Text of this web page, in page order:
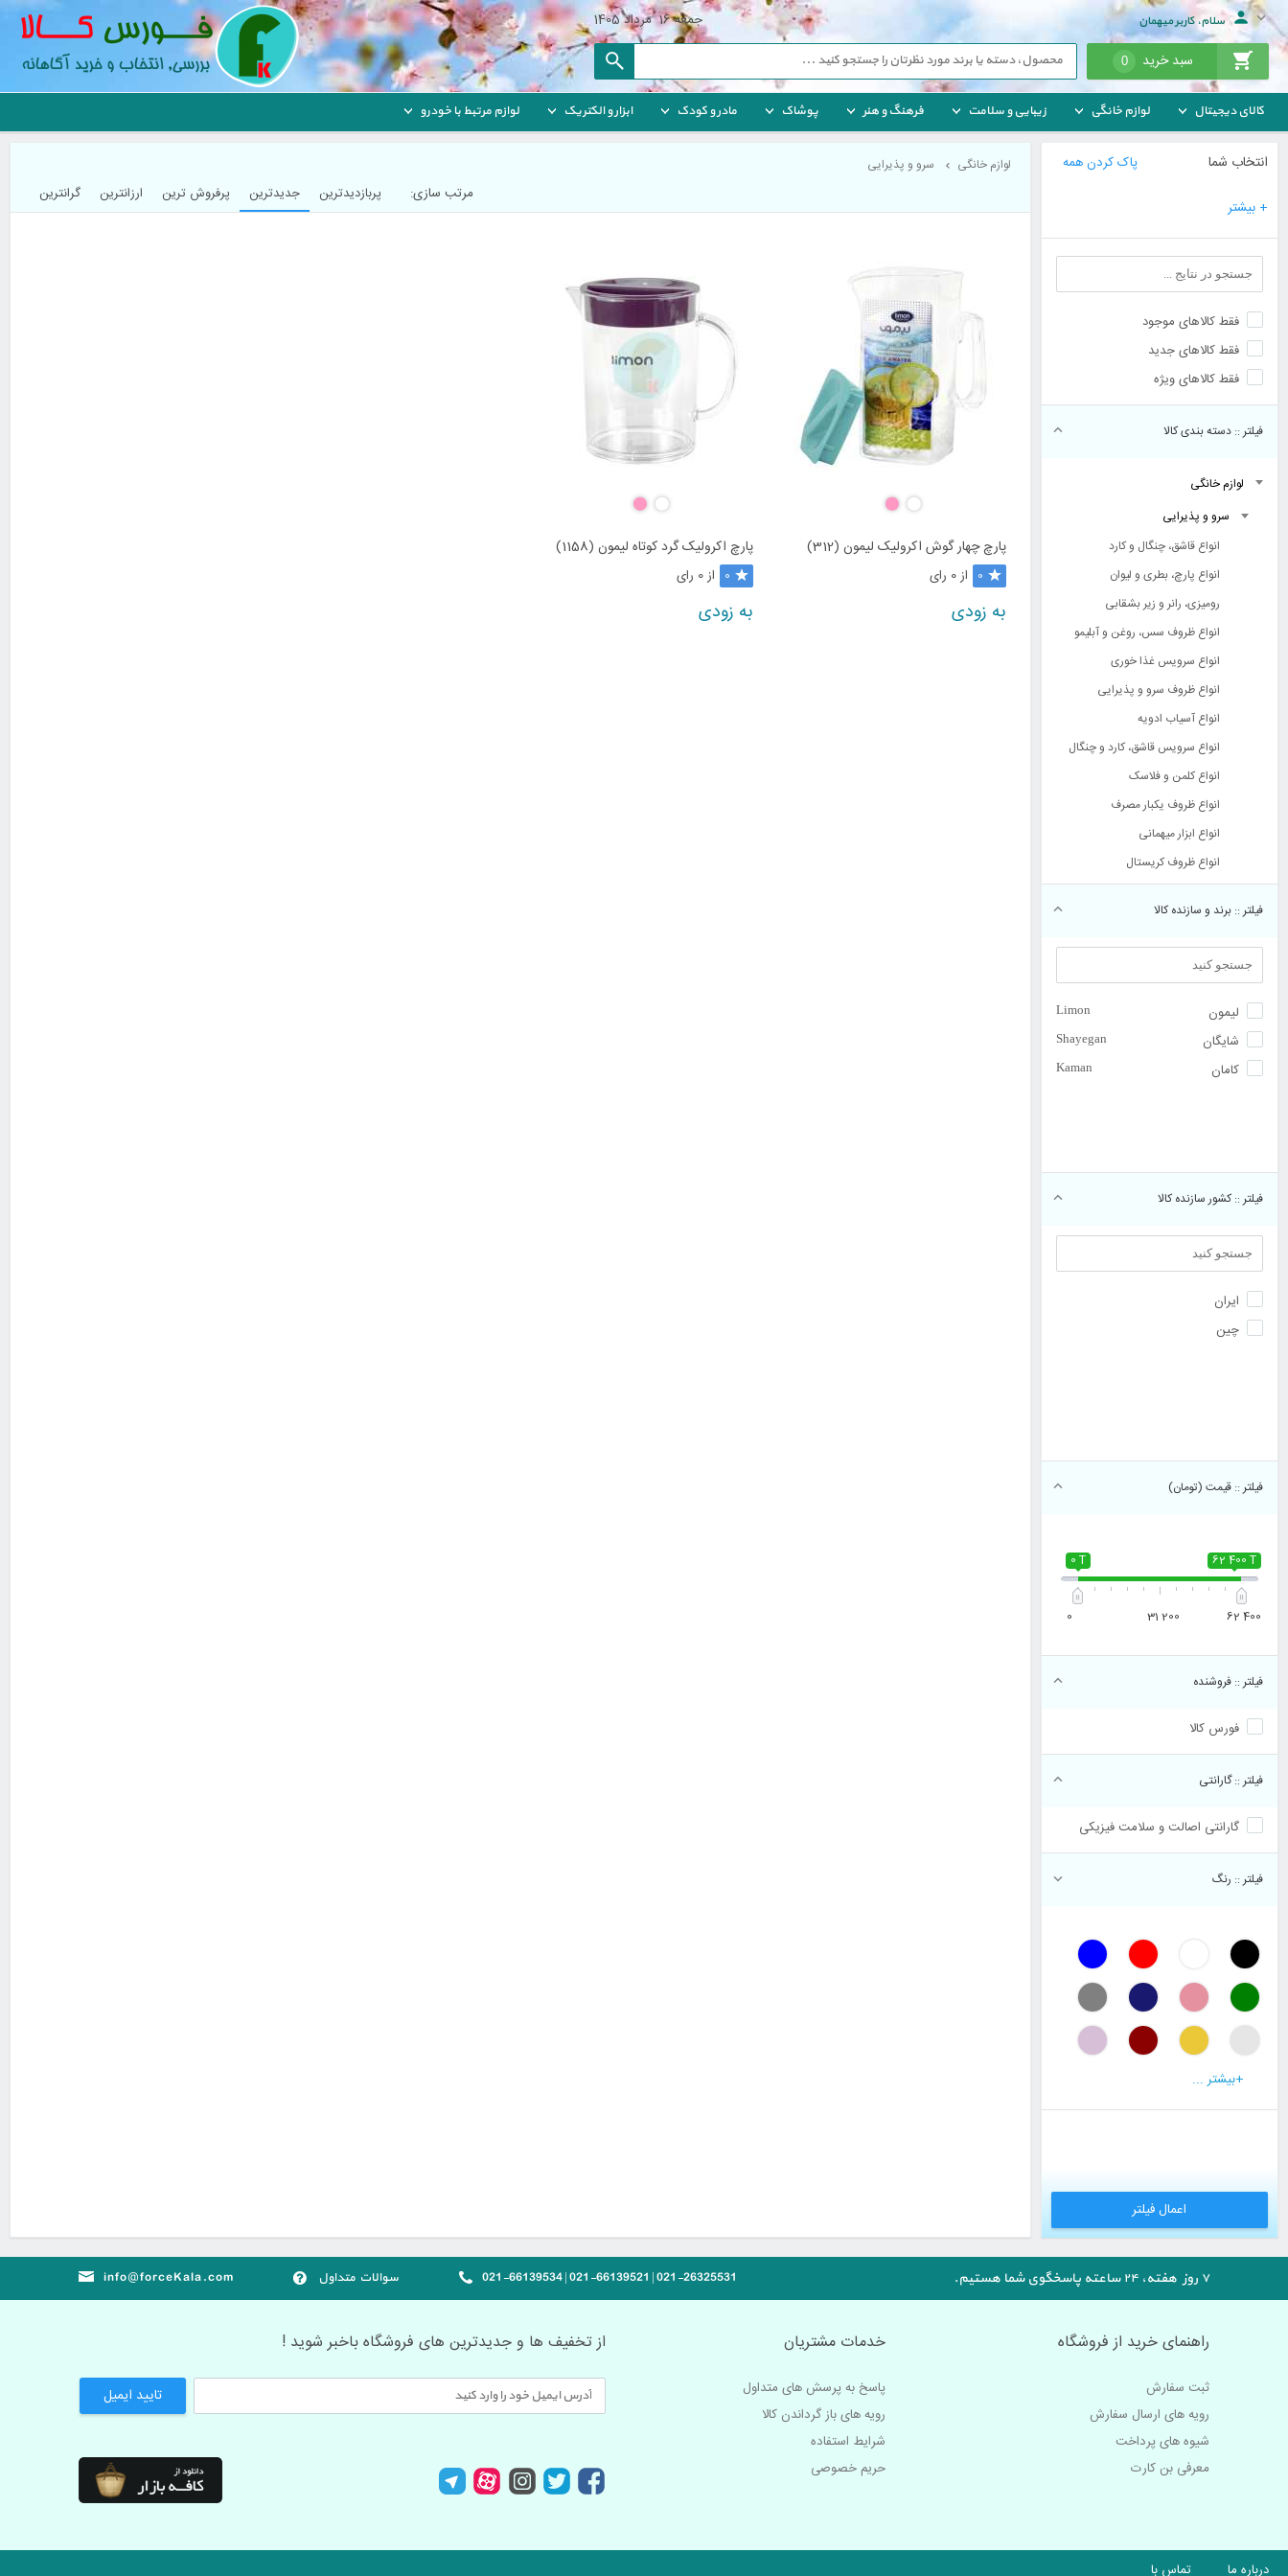
سلام، کاربر میهمان جمعه16 مرداد1405
سبد خرید 0
کالای دیجیتال لوازم خانگی زیبایی و سلامت فرهنگ و هنر پوشاک مادر و کودک ابزار و الکتریک لوازم مرتبط با خودرو
انتخاب شما پاک کردن همه
+ بیشتر
فقط کالاهای موجود
فقط کالاهای جدید
فقط کالاهای ویژه
فیلتر :: دسته بندی کالا
لوازم خانگی
سرو و پذیرایی
انواع قاشق، چنگال و کارد
انواع پارچ، بطری و لیوان
رومیزی، رانر و زیر بشقابی
انواع ظروف سس، روغن و آبلیمو
انواع سرویس غذا خوری
انواع ظروف سرو و پذیرایی
انواع آسیاب ادویه
انواع سرویس قاشق، کارد و چنگال
انواع کلمن و فلاسک
انواع ظروف یکبار مصرف
انواع ابزار میهمانی
انواع ظروف کریستال
فیلتر :: برند و سازنده کالا
لیمون Limon
شایگان Shayegan
کامان Kaman
فیلتر :: کشور سازنده کالا
ایران
چین
فیلتر :: قیمت (تومان)
0 T 62 400 T
0 31 200 62 400
فیلتر :: فروشنده
فورس کالا
فیلتر :: گارانتی
گارانتی اصالت و سلامت فیزیکی
فیلتر :: رنگ
+بیشتر ...
اعمال فیلتر
لوازم خانگی سرو و پذیرایی
مرتب سازی: پربازدیدترین جدیدترین پرفروش ترین ارزانترین گرانترین
پارچ چهار گوش اکرولیک لیمون (312)
0 از 0 رای
به زودی
پارچ اکرولیک گرد کوتاه لیمون (1158)
0 از 0 رای
به زودی
۷ روز هفته، ۲۴ ساعته پاسخگوی شما هستیم. info@forceKala.com سوالات متداول 021-26325531 | 021-66139521 | 021-66139534
راهنمای خرید از فروشگاه
ثبت سفارش
رویه های ارسال سفارش
شیوه های پرداخت
معرفی بن کارت
خدمات مشتریان
پاسخ به پرسش های متداول
رویه های باز گرداندن کالا
شرایط استفاده
حریم خصوصی
از تخفیف ها و جدیدترین های فروشگاه باخبر شوید !
تایید ایمیل
درباره ما تماس با